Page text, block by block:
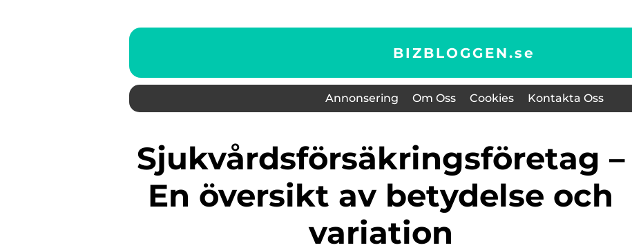
BIZBLOGGEN.se
Annonsering Om Oss Cookies Kontakta Oss
Sjukvårdsförsäkringsföretag –
En översikt av betydelse och
variation